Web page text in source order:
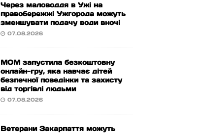
Через маловоддя в Ужі на
правобережжі Ужгорода можуть
зменшувати подачу води вночі
07.08.2026
МОМ запустила безкоштовну
онлайн-гру, яка навчає дітей
безпечної поведінки та захисту
від торгівлі людьми
07.08.2026
Ветерани Закарпаття можуть